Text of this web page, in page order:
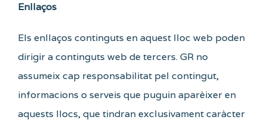
Enllaços
Els enllaços continguts en aquest lloc web poden
dirigir a continguts web de tercers. GR no
assumeix cap responsabilitat pel contingut,
informacions o serveis que puguin aparèixer en
aquests llocs, que tindran exclusivament caràcter